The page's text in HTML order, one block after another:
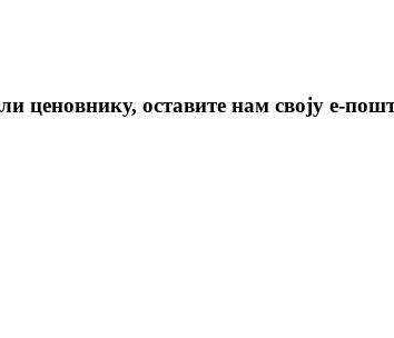
ценовнику, оставите нам своју е-